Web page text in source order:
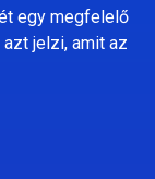
egy megfelelő
jelzi, amit az